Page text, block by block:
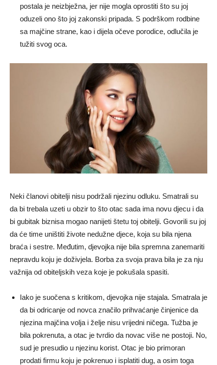
postala je neizbježna, jer nije mogla oprostiti što su joj
oduzeli ono što joj zakonski pripada. S podrškom rodbine
sa majčine strane, kao i dijela očeve porodice, odlučila je
tužiti svog oca.
Neki članovi obitelji nisu podržali njezinu odluku. Smatrali su
da bi trebala uzeti u obzir to što otac sada ima novu djecu i da
bi gubitak biznisa mogao nanijeti štetu toj obitelji. Govorili su joj
da će time uništiti živote nedužne djece, koja su bila njena
braća i sestre. Međutim, djevojka nije bila spremna zanemariti
nepravdu koju je doživjela. Borba za svoja prava bila je za nju
važnija od obiteljskih veza koje je pokušala spasiti.
Iako je suočena s kritikom, djevojka nije stajala. Smatrala je
da bi odricanje od novca značilo prihvaćanje činjenice da
njezina majčina volja i želje nisu vrijedni ničega. Tužba je
bila pokrenuta, a otac je tvrdio da novac više ne postoji. No,
sud je presudio u njezinu korist. Otac je bio primoran
prodati firmu koju je pokrenuo i isplatiti dug, a osim toga